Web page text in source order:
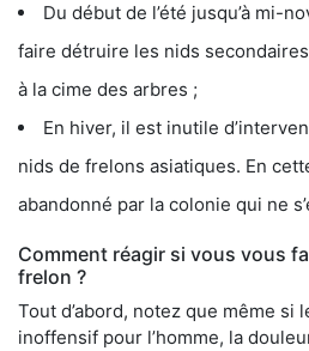
Du début de l’été jusqu’à mi-
faire détruire les nids
à la cime des arbres ;
En hiver, il est inutile
nids de frelons asiatiques. En
abandonné par la colonie qui ne
Comment réagir si vous vous
frelon ?
Tout d’abord, notez que même si
inoffensif pour l’homme, la